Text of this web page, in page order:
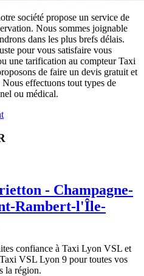
société propose un service de
Nous sommes joignable
dans les plus brefs délais.
pour vous satisfaire vous
une tarification au compteur Taxi
de faire un devis gratuit et
effectuons tout types de
ou médical.
- Champagne-
Rambert-l'Île-
confiance à Taxi Lyon VSL et
VSL Lyon 9 pour toutes vos
la région.